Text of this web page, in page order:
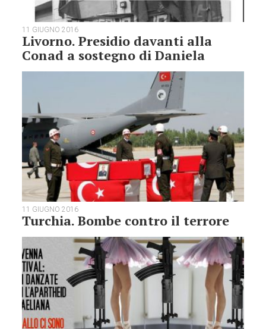
11 GIUGNO 2016
Livorno. Presidio davanti alla
Conad a sostegno di Daniela
11 GIUGNO 2016
Turchia. Bombe contro il terrore